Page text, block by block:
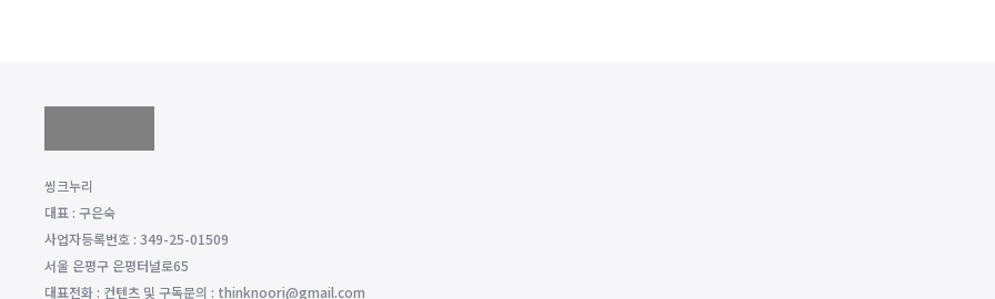
씽크누리
대표 : 구은숙
사업자등록번호 : 349-25-01509
서울 은평구 은평터널로65
대표전화 : 컨텐츠 및 구독문의 : thinknoori@gmail.com